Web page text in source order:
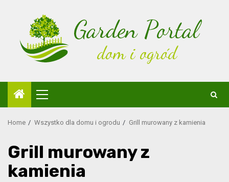
Primary
Menu
Home Wszystko dla domu i ogrodu Grill murowany z kamienia
Grill murowany z
kamienia